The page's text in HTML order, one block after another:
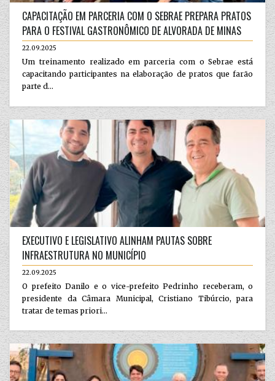
CAPACITAÇÃO EM PARCERIA COM O SEBRAE PREPARA PRATOS
PARA O FESTIVAL GASTRONÔMICO DE ALVORADA DE MINAS
22.09.2025
Um treinamento realizado em parceria com o Sebrae está
capacitando participantes na elaboração de pratos que farão
parte d...
EXECUTIVO E LEGISLATIVO ALINHAM PAUTAS SOBRE
INFRAESTRUTURA NO MUNICÍPIO
22.09.2025
O prefeito Danilo e o vice-prefeito Pedrinho receberam, o
presidente da Câmara Municipal, Cristiano Tibúrcio, para
tratar de temas priori...